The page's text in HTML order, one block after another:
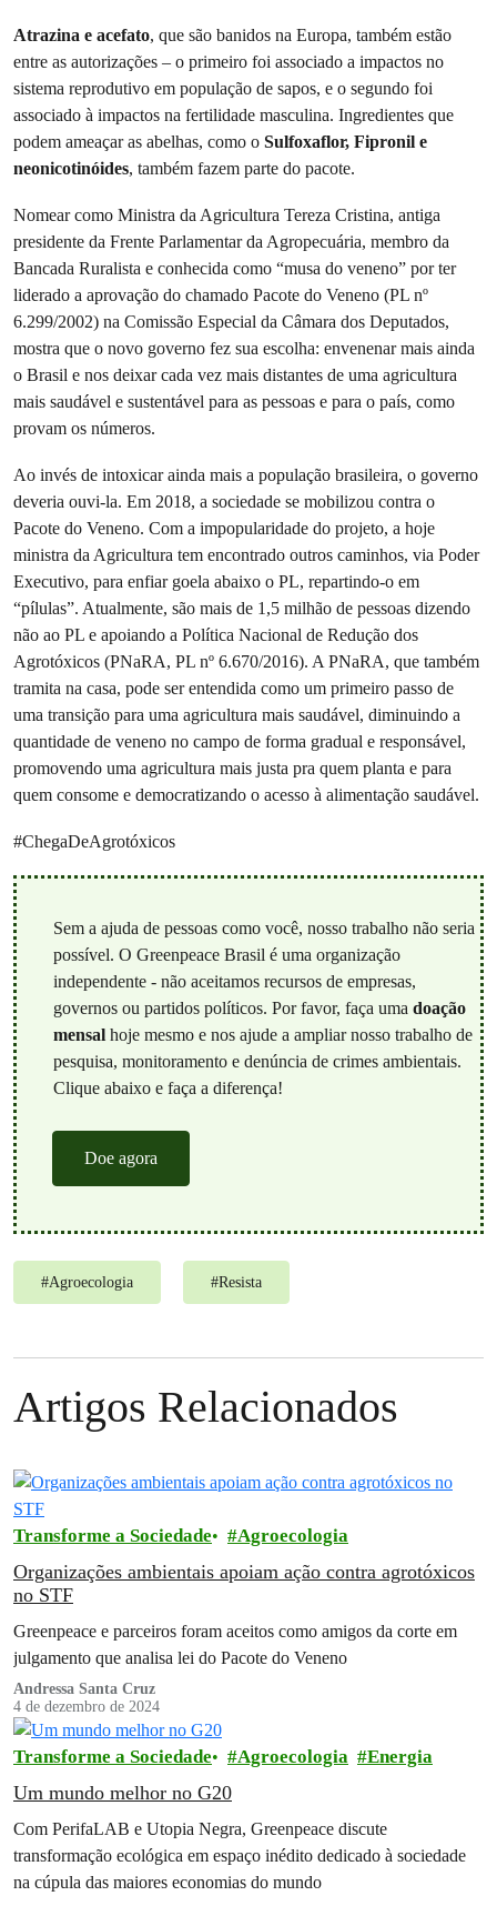
Atrazina e acefato, que são banidos na Europa, também estão
entre as autorizações – o primeiro foi associado a impactos no
sistema reprodutivo em população de sapos, e o segundo foi
associado à impactos na fertilidade masculina. Ingredientes que
podem ameaçar as abelhas, como o Sulfoxaflor, Fipronil e
neonicotinóides, também fazem parte do pacote.
Nomear como Ministra da Agricultura Tereza Cristina, antiga
presidente da Frente Parlamentar da Agropecuária, membro da
Bancada Ruralista e conhecida como “musa do veneno” por ter
liderado a aprovação do chamado Pacote do Veneno (PL nº
6.299/2002) na Comissão Especial da Câmara dos Deputados,
mostra que o novo governo fez sua escolha: envenenar mais ainda
o Brasil e nos deixar cada vez mais distantes de uma agricultura
mais saudável e sustentável para as pessoas e para o país, como
provam os números.
Ao invés de intoxicar ainda mais a população brasileira, o governo
deveria ouvi-la. Em 2018, a sociedade se mobilizou contra o
Pacote do Veneno. Com a impopularidade do projeto, a hoje
ministra da Agricultura tem encontrado outros caminhos, via Poder
Executivo, para enfiar goela abaixo o PL, repartindo-o em
“pílulas”. Atualmente, são mais de 1,5 milhão de pessoas dizendo
não ao PL e apoiando a Política Nacional de Redução dos
Agrotóxicos (PNaRA, PL nº 6.670/2016). A PNaRA, que também
tramita na casa, pode ser entendida como um primeiro passo de
uma transição para uma agricultura mais saudável, diminuindo a
quantidade de veneno no campo de forma gradual e responsável,
promovendo uma agricultura mais justa pra quem planta e para
quem consome e democratizando o acesso à alimentação saudável.
#ChegaDeAgrotóxicos
Sem a ajuda de pessoas como você, nosso trabalho não seria
possível. O Greenpeace Brasil é uma organização
independente - não aceitamos recursos de empresas,
governos ou partidos políticos. Por favor, faça uma doação
mensalhoje mesmo e nos ajude a ampliar nosso trabalho de
pesquisa, monitoramento e denúncia de crimes ambientais.
Clique abaixo e faça a diferença!
Doe agora
#Agroecologia #Resista
Artigos Relacionados
Transforme a Sociedade Agroecologia
Organizações ambientais apoiam ação contra agrotóxicos
no STF
Greenpeace e parceiros foram aceitos como amigos da corte em
julgamento que analisa lei do Pacote do Veneno
Andressa Santa Cruz
4 de dezembro de 2024
Transforme a Sociedade Agroecologia Energia
Um mundo melhor no G20
Com PerifaLAB e Utopia Negra, Greenpeace discute
transformação ecológica em espaço inédito dedicado à sociedade
na cúpula das maiores economias do mundo